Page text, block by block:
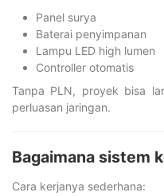
Panel surya
Baterai penyimpanan
Lampu LED high lumen
Controller otomatis
Tanpa PLN, proyek bisa
perluasan jaringan.
Bagaimana sistem
Cara kerjanya sederhana: